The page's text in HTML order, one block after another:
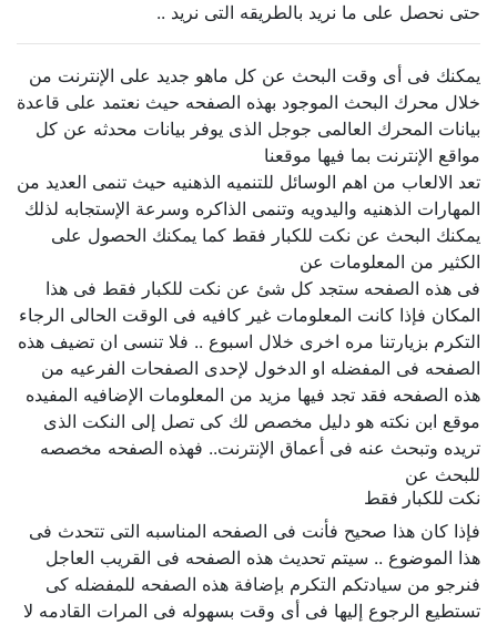
حتى نحصل على ما نريد بالطريقه التى نريد ..
يمكنك فى أى وقت البحث عن كل ماهو جديد على الإنترنت من
خلال محرك البحث الموجود بهذه الصفحه حيث نعتمد على قاعدة
بيانات المحرك العالمى جوجل الذى يوفر بيانات محدثه عن كل
مواقع الإنترنت بما فيها موقعنا
تعد الالعاب من اهم الوسائل للتنميه الذهنيه حيث تنمى العديد من
المهارات الذهنيه واليدويه وتنمى الذاكره وسرعة الإستجابه لذلك
يمكنك البحث عن نكت للكبار فقط كما يمكنك الحصول على
الكثير من المعلومات عن
فى هذه الصفحه ستجد كل شئ عن نكت للكبار فقط فى هذا
المكان فإذا كانت المعلومات غير كافيه فى الوقت الحالى الرجاء
التكرم بزيارتنا مره اخرى خلال اسبوع .. فلا تنسى ان تضيف هذه
الصفحه فى المفضله او الدخول لإحدى الصفحات الفرعيه من
هذه الصفحه فقد تجد فيها مزيد من المعلومات الإضافيه المفيده
موقع ابن نكته هو دليل مخصص لك كى تصل إلى النكت الذى
تريده وتبحث عنه فى أعماق الإنترنت.. فهذه الصفحه مخصصه
للبحث عن
نكت للكبار فقط
فإذا كان هذا صحيح فأنت فى الصفحه المناسبه التى تتحدث فى
هذا الموضوع .. سيتم تحديث هذه الصفحه فى القريب العاجل
فنرجو من سيادتكم التكرم بإضافة هذه الصفحه للمفضله كى
تستطيع الرجوع إليها فى أى وقت بسهوله فى المرات القادمه لا